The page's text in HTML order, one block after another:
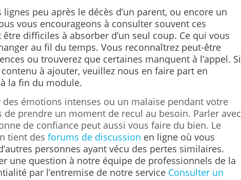
lignes peu après le décès d’un parent, ou encore un
vous encourageons à consulter souvent ces
difficiles à absorber d’un seul coup. Ce qui vous
au fil du temps. Vous reconnaîtrez peut-être
ou trouverez que certaines manquent à l’appel. Si
à ajouter, veuillez nous en faire part en
la fin du module.
émotions intenses ou un malaise pendant votre
de prendre un moment de recul au besoin. Parler avec
de confiance peut aussi vous faire du bien. Le
tient des forums de discussion en ligne où vous
personnes ayant vécu des pertes similaires.
une question à notre équipe de professionnels de la
par l’entremise de notre service Consulter un